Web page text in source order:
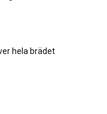
hela brädet